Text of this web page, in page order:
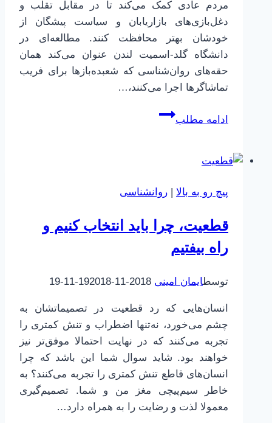
مردم عادی کمک می‌کند تا در مقابل تقلب و
دغل‌بازی‌های بازاریابان و سیاست پیشگان از
خودشان بهتر محافظت کنند. مطالعه‌ای در
دانشگاه گلد-اسمیت لندن عنوان می‌کند همان
حقه‌های روان‌شناسی که شعبده‌بازها برای فریب
تماشاگرها اجرا می‌کنند،…
ادامه مطلب
تاکتیک‌های
بازاریابی پیچ رو به بالا | روانشناسی
قطعیت، چرا باید انتخاب کنیم و
راه بیفتیم
توسطایمان امینی 2018-11-19
2018-11-19
انسان‌هایی که رد قطعیت در تصمیماتشان به
چشم می‌خورد، نه‌تنها اضطراب و تنش کمتری را
تجربه می‌کنند که در نهایت احتمالا موفق‌تر نیز
خواهند بود. شاید سوال شما این باشد که چرا
انسان‌های قاطع تنش کمتری را تجربه می‌کنند؟ به
خاطر سیم‌پیچی مغز من و شما. تصمیم‌گیری
معمولا لذت و رضایت را به همراه دارد…